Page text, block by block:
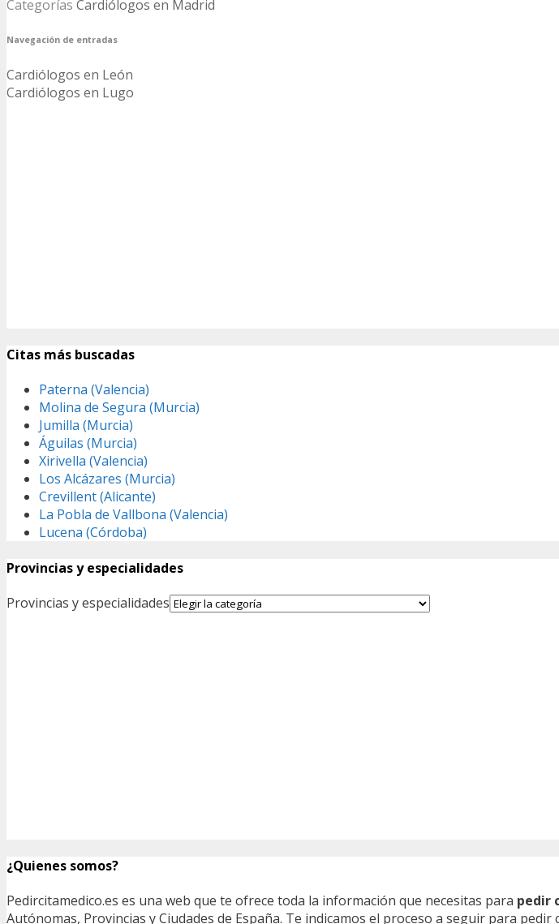
Categorías Cardiólogos en Madrid
Navegación de entradas
Cardiólogos en León
Cardiólogos en Lugo
Citas más buscadas
Paterna (Valencia)
Molina de Segura (Murcia)
Jumilla (Murcia)
Águilas (Murcia)
Xirivella (Valencia)
Los Alcázares (Murcia)
Crevillent (Alicante)
La Pobla de Vallbona (Valencia)
Lucena (Córdoba)
Provincias y especialidades
Provincias y especialidades
¿Quienes somos?
Pedircitamedico.es es una web que te ofrece toda la información que necesitas para pedir
Autónomas, Provincias y Ciudades de España. Te indicamos el proceso a seguir para